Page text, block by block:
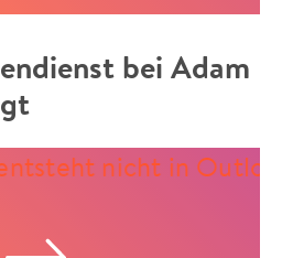
bei Adam